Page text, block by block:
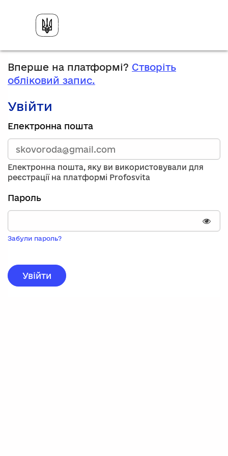
Вперше на платформі? Створіть
обліковий запис.
Увійти
Зареєструйтесь,
використавши
електронну
адресу
та
пароль.
Якщо
вас
немає
запису,
натисніть
реєстрації.
Електронна пошта
Електронна пошта, яку ви використовували для
реєстрації на платформі Profosvita
Пароль
Забули пароль?
Увійти